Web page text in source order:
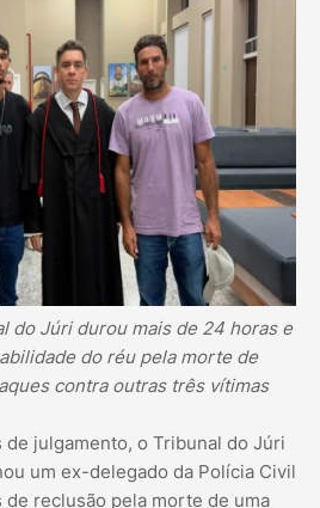
do Júri durou mais de 24 horas e
do réu pela morte de
contra outras três vítimas
julgamento, o Tribunal do Júri
um ex-delegado da Polícia Civil
de reclusão pela morte de uma